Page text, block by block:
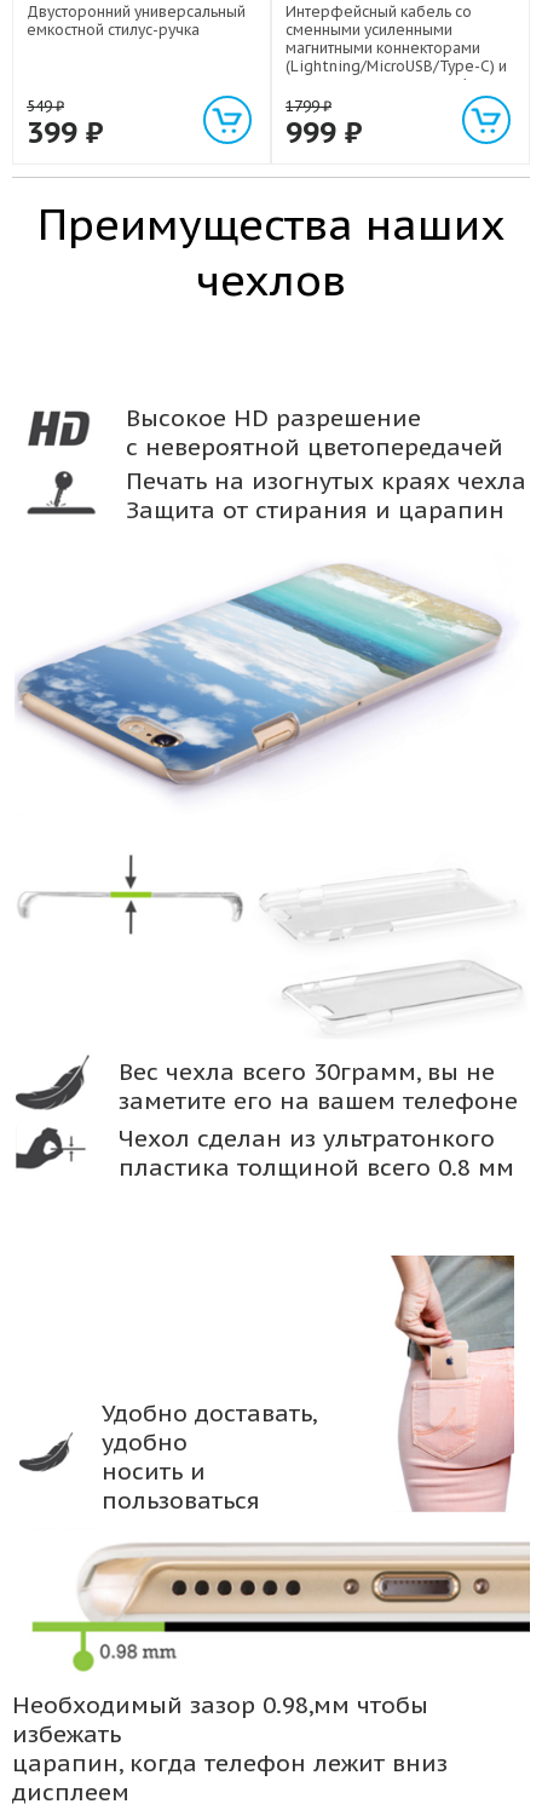
Двусторонний универсальный
емкостной стилус-ручка
549₽
399 ₽
Интерфейсный кабель со
сменными усиленными
магнитными коннекторами
(Lightning/MicroUSB/Type-C) и
световым индикатором 1м
1799₽
999 ₽
Преимущества наших
чехлов
Высокое HD разрешение
с невероятной цветопередачей
Печать на изогнутых краях чехла
Защита от стирания и царапин
Вес чехла всего 30грамм, вы не
заметите его на вашем телефоне
Чехол сделан из ультратонкого
пластика толщиной всего 0.8 мм
Удобно доставать,
удобно
носить и
пользоваться
Необходимый зазор 0.98,мм чтобы
избежать
царапин, когда телефон лежит вниз
дисплеем